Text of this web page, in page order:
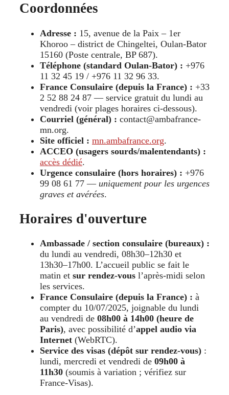
Coordonnées
Adresse : 15, avenue de la Paix – 1er
Khoroo – district de Chingeltei, Oulan-Bator
15160 (Poste centrale, BP 687).
Téléphone (standard Oulan-Bator) : +976
11 32 45 19 / +976 11 32 96 33.
France Consulaire (depuis la France) : +33
2 52 88 24 87 — service gratuit du lundi au
vendredi (voir plages horaires ci-dessous).
Courriel (général) : contact@ambafrance-
mn.org.
Site officiel : mn.ambafrance.org.
ACCEO (usagers sourds/malentendants) :
accès dédié.
Urgence consulaire (hors horaires) : +976
99 08 61 77 — uniquement pour les urgences
graves et avérées.
Horaires d'ouverture
Ambassade / section consulaire (bureaux) :
du lundi au vendredi, 08h30–12h30 et
13h30–17h00. L’accueil public se fait le
matin et sur rendez-vous l’après-midi selon
les services.
France Consulaire (depuis la France) : à
compter du 10/07/2025, joignable du lundi
au vendredi de 08h00 à 14h00 (heure de
Paris), avec possibilité d’appel audio via
Internet (WebRTC).
Service des visas (dépôt sur rendez-vous) :
lundi, mercredi et vendredi de 09h00 à
11h30 (soumis à variation ; vérifiez sur
France-Visas).